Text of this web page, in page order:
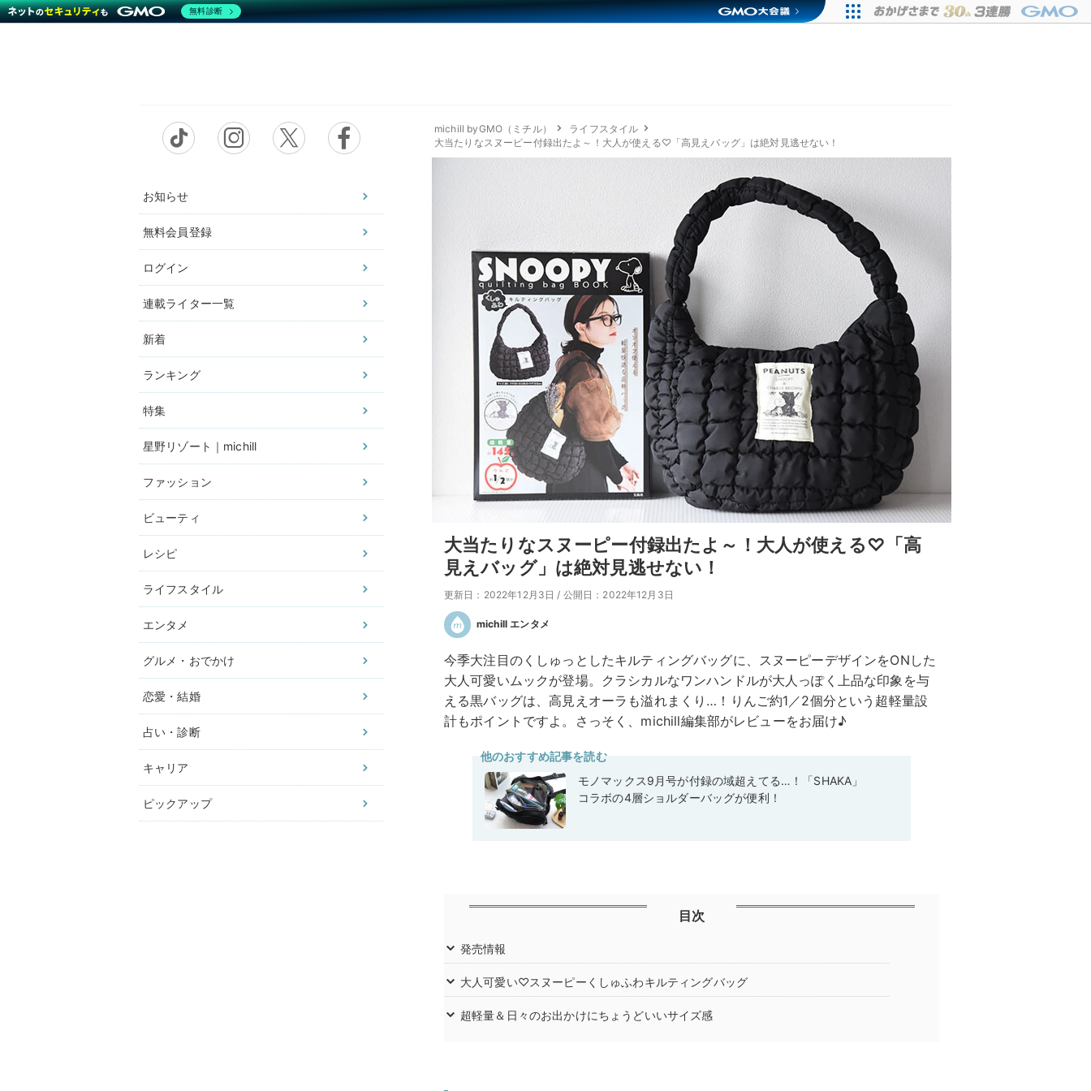
お知らせ
無料会員登録
ログイン
連載ライター一覧
新着
ランキング
特集
星野リゾート｜michill
ファッション
ビューティ
レシピ
ライフスタイル
エンタメ
グルメ・おでかけ
恋愛・結婚
占い・診断
キャリア
ピックアップ
michill byGMO（ミチル）
ライフスタイル
大当たりなスヌーピー付録出たよ～！大人が使える♡「高見えバッグ」は絶対見逃せない！
大当たりなスヌーピー付録出たよ～！大人が使える♡「高
見えバッグ」は絶対見逃せない！
更新日：2022年12月3日 / 公開日：2022年12月3日
michill エンタメ
今季大注目のくしゅっとしたキルティングバッグに、スヌーピーデザインをONした
大人可愛いムックが登場。クラシカルなワンハンドルが大人っぽく上品な印象を与
える黒バッグは、高見えオーラも溢れまくり…！りんご約1／2個分という超軽量設
計もポイントですよ。さっそく、michill編集部がレビューをお届け♪
他のおすすめ記事を読む
モノマックス9月号が付録の域超えてる…！「SHAKA」
コラボの4層ショルダーバッグが便利！
目次
発売情報
大人可愛い♡スヌーピーくしゅふわキルティングバッグ
超軽量＆日々のお出かけにちょうどいいサイズ感
無料診断